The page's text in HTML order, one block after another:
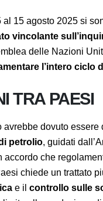
al 15 agosto 2025 si
vincolante
dell’Assemblea
vincolante per
TRA PAESI
avrebbe dovuto
di petrolio,
spingono per un
una coalizione